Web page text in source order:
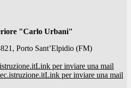
"Carlo Urbani"
Porto Sant’Elpidio (FM)
Link per inviare una mail
Link per inviare una mail